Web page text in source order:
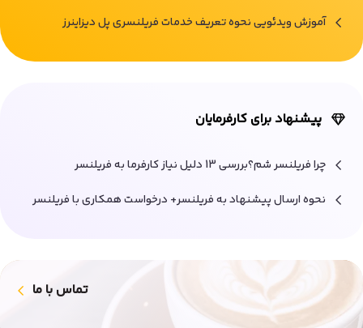
آموزش ویدئویی نحوه تعریف خدمات فریلنسری پل دیزاینرز
پیشنهاد برای کارفرمایان
چرا فریلنسر شم؟بررسی 13 دلیل نیاز کارفرما به فریلنسر
نحوه ارسال پیشنهاد به فریلنسر+ درخواست همکاری با فریلنسر
تماس با ما